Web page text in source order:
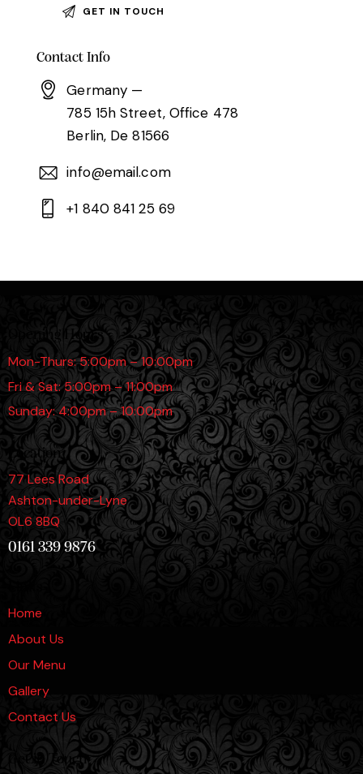
Contact Info
Germany —
785 15h Street, Office 478
Berlin, De 81566
info@email.com
+1 840 841 25 69
Opening Hours
Mon-Thurs: 5:00pm – 10:00pm
Fri & Sat: 5:00pm – 11:00pm
Sunday: 4:00pm – 10:00pm
Location
77 Lees Road
Ashton-under-Lyne
OL6 8BQ
0161 339 9876
Home
About Us
Our Menu
Gallery
Contact Us
Get in Touch